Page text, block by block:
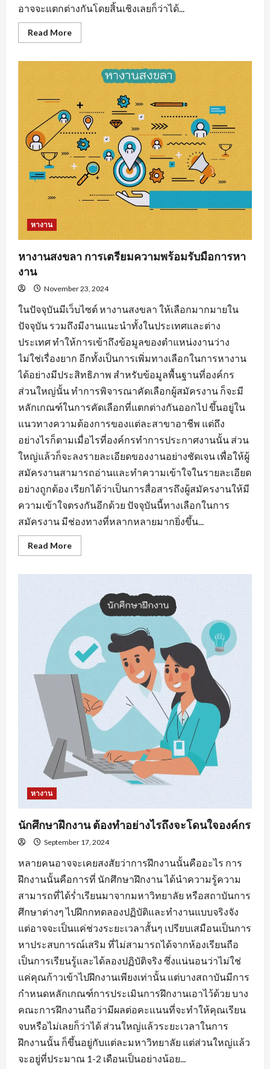
อาจจะแตกต่างกันโดยสิ้นเชิงเลยก็ว่าได้...
Read MoreRead
more
รวม
แหล่ง
หา
งาน
ทุก
สาขา
อาชีพ
หางาน
หางานสงขลา การเตรียมความพร้อมรับมือการหา
งาน
November 23, 2024
ในปัจจุบันมีเว็บไซต์ หางานสงขลา ให้เลือกมากมายใน
ปัจจุบัน รวมถึงมีงานแนะนำทั้งในประเทศและต่าง
ประเทศ ทำให้การเข้าถึงข้อมูลของตำแหน่งงานว่าง
ไม่ใช่เรื่องยาก อีกทั้งเป็นการเพิ่มทางเลือกในการหางาน
ได้อย่างมีประสิทธิภาพ สำหรับข้อมูลพื้นฐานที่องค์กร
ส่วนใหญ่นั้น ทำการพิจารณาคัดเลือกผู้สมัครงาน ก็จะมี
หลักเกณฑ์ในการคัดเลือกที่แตกต่างกันออกไป ขึ้นอยู่ใน
แนวทางความต้องการของแต่ละสาขาอาชีพ แต่ถึง
อย่างไรก็ตามเมื่อไรที่องค์กรทำการประกาศงานนั้น ส่วน
ใหญ่แล้วก็จะลงรายละเอียดของงานอย่างชัดเจน เพื่อให้ผู้
สมัครงานสามารถอ่านและทำความเข้าใจในรายละเอียด
อย่างถูกต้อง เรียกได้ว่าเป็นการสื่อสารถึงผู้สมัครงานให้มี
ความเข้าใจตรงกันอีกด้วย ปัจจุบันนี้ทางเลือกในการ
สมัครงาน มีช่องทางที่หลากหลายมากยิ่งขึ้น...
Read MoreRead
more
ยม
ความ
รับมือ
การ
หา
งาน
หางาน
นักศึกษาฝึกงาน ต้องทำอย่างไรถึงจะโดนใจองค์กร
September 17, 2024
หลายคนอาจจะเคยสงสัยว่าการฝึกงานนั้นคืออะไร การ
ฝึกงานนั้นคือการที่ นักศึกษาฝึกงาน ได้นำความรู้ความ
สามารถที่ได้ร่ำเรียนมาจากมหาวิทยาลัย หรือสถาบันการ
ศึกษาต่างๆ ไปฝึกกทดลองปฏิบัติและทำงานแบบจริงจัง
แต่อาจจะเป็นแค่ช่วงระยะเวลาสั้นๆ เปรียบเสมือนเป็นการ
หาประสบการณ์เสริม ที่ไม่สามารถได้จากห้องเรียนถือ
เป็นการเรียนรู้และได้ลองปฏิบัติจริง ซึ่งแน่นอนว่าไม่ใช่
แค่คุณก้าวเข้าไปฝึกงานเพียงเท่านั้น แต่บางสถาบันมีการ
กำหนดหลักเกณฑ์การประเมินการฝึกงานเอาไว้ด้วย บาง
คณะการฝึกงานถือว่ามีผลต่อคะแนนที่จะทำให้คุณเรียน
จบหรือไม่เลยก็ว่าได้ ส่วนใหญ่แล้วระยะเวลาในการ
ฝึกงานนั้น ก็ขึ้นอยู่กับแต่ละมหาวิทยาลัย แต่ส่วนใหญ่แล้ว
จะอยู่ที่ประมาณ 1-2 เดือนเป็นอย่างน้อย...